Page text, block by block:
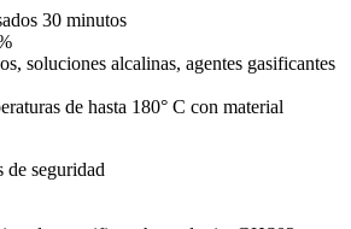
30 minutos
soluciones alcalinas, agentes gasificantes
de hasta 180° C con material
de seguridad